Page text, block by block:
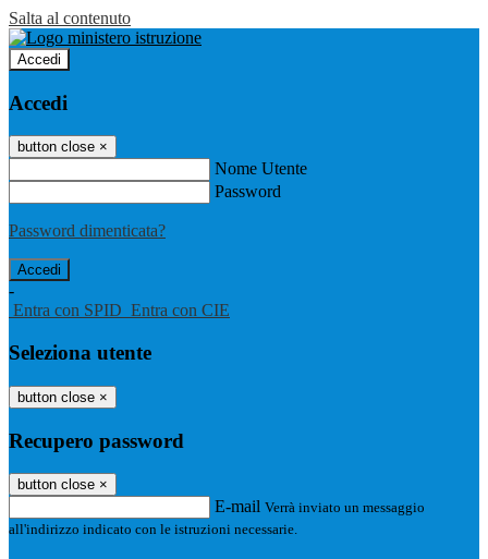
Salta al contenuto
Accedi
Accedi
button close ×
Nome Utente
Password
Password dimenticata?
-
Entra con SPID Entra con CIE
Seleziona utente
button close ×
Recupero password
button close ×
E-mail Verrà inviato un messaggio
all'indirizzo indicato con le istruzioni necessarie.